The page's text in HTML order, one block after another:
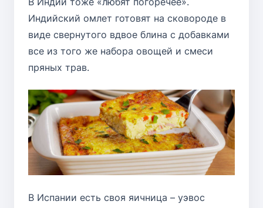
Индийский омлет готовят на сковороде в
виде свернутого вдвое блина с добавками
все из того же набора овощей и смеси
пряных трав.
В Испании есть своя яичница – уэвос